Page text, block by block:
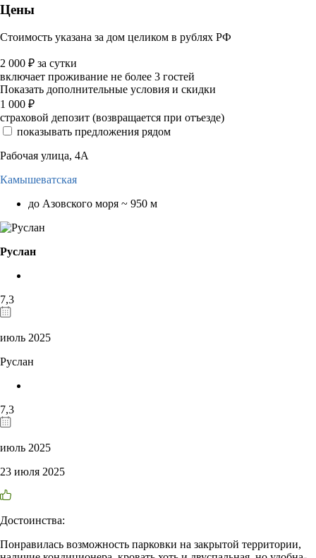
Цены
Стоимость указана за дом целиком в рублях РФ
2 000 ₽ за сутки
включает проживание не более 3 гостей
Показать дополнительные условия и скидки
1 000 ₽
страховой депозит (возвращается при отъезде)
показывать предложения рядом
Рабочая улица, 4А
Камышеватская
до Азовского моря ~ 950 м
Руслан
7,3
июль 2025
Руслан
7,3
июль 2025
23 июля 2025
Достоинства:
Понравилась возможность парковки на закрытой территории,